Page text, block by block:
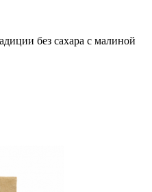
без сахара с малиной